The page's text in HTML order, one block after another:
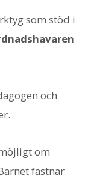
som stöd i
och
om
fastnar